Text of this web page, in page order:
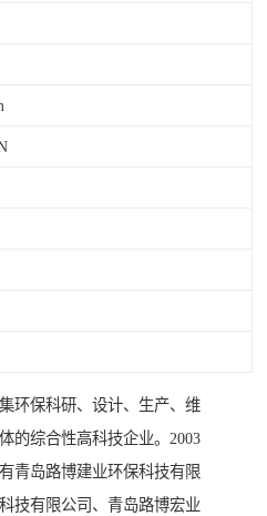
环保科研、设计、生产、维
的综合性高科技企业。2003
青岛路博建业环保科技有限
技有限公司、青岛路博宏业